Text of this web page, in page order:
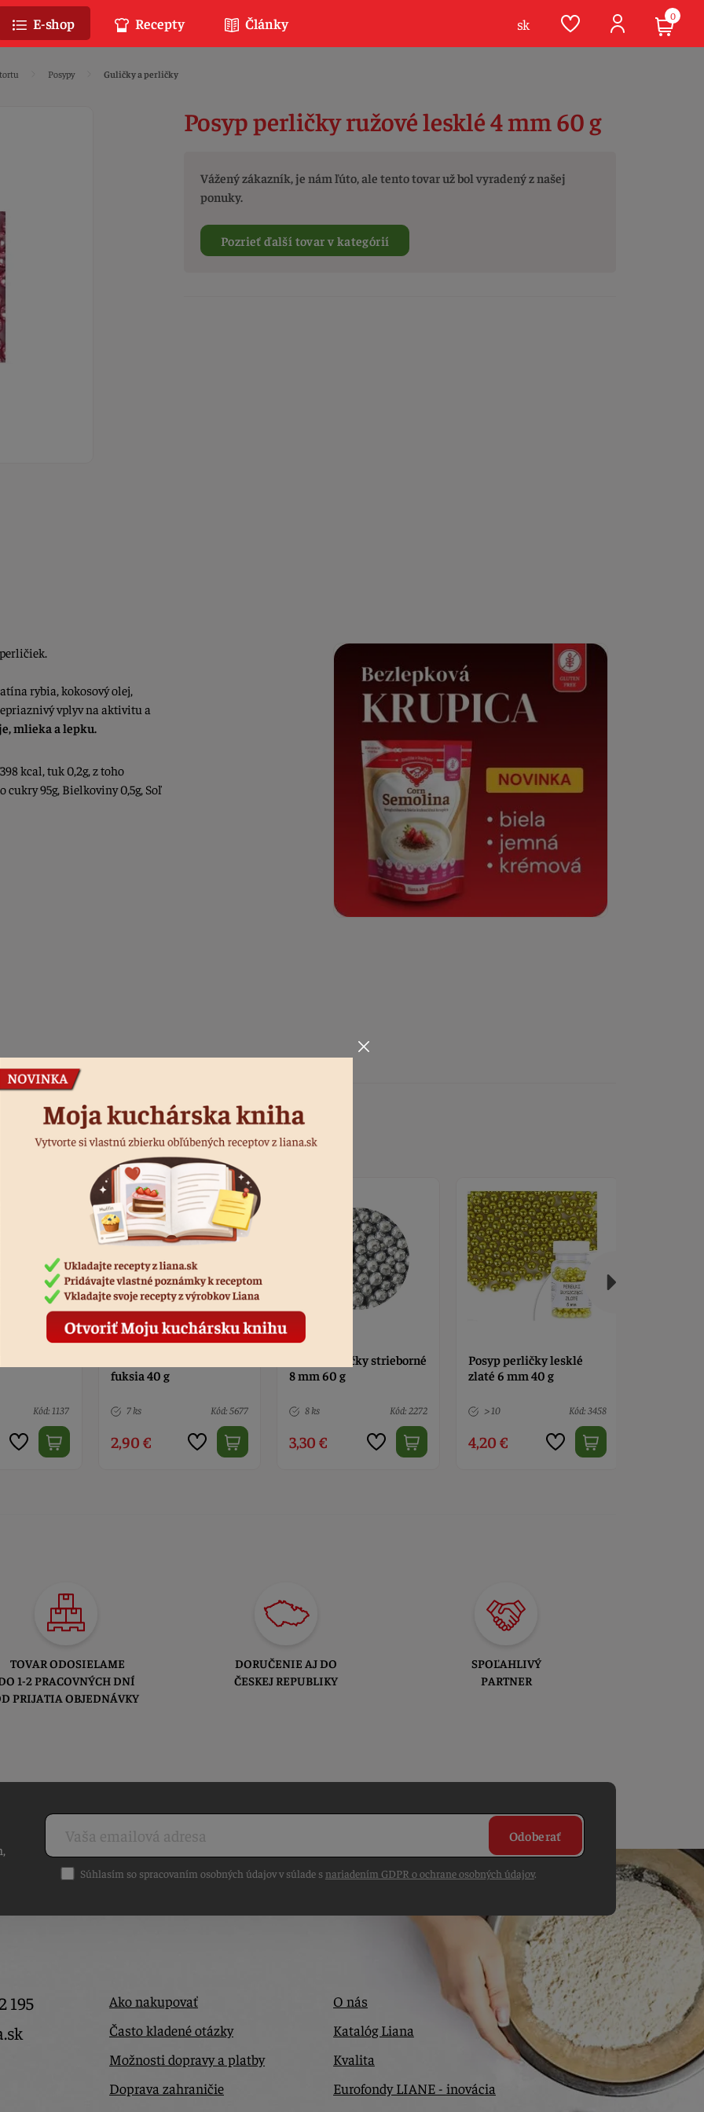
Posypy Guličky a perličky
Posyp perličky ružové lesklé 4 mm 60 g
Vážený zákazník, je nám ľúto, ale tento tovar už bol vyradený z našej
ponuky.
Pozrieť ďalší tovar v kategórií
rybia, kokosový olej,
vplyv na aktivitu a
mlieka a lepku.
kcal, tuk 0,2g, z toho
cukry 95g, Bielkoviny 0,5g, Soľ
Podobné produkty
malinové
Kód: 1137
fuksia 40 g
7 ks Kód: 5677
2,90 €
Posyp perličky strieborné
8 mm 60 g
8 ks Kód: 2272
3,30 €
Posyp perličky lesklé
zlaté 6 mm 40 g
> 10 Kód: 3458
4,20 €
TOVAR ODOSIELAME
1-2 PRACOVNÝCH DNÍ
PRIJATIA OBJEDNÁVKY
DORUČENIE AJ DO
ČESKEJ REPUBLIKY
SPOĽAHLIVÝ
PARTNER
Odoberať
Súhlasím so spracovaním osobných údajov v súlade snariadením GDPR o ochrane osobných údajov.
195
Ako nakupovať
Často kladené otázky
Možnosti dopravy a platby
Doprava zahraničie
O nás
Katalóg Liana
Kvalita
Eurofondy LIANE - inovácia
E-shop Recepty Články sk 0